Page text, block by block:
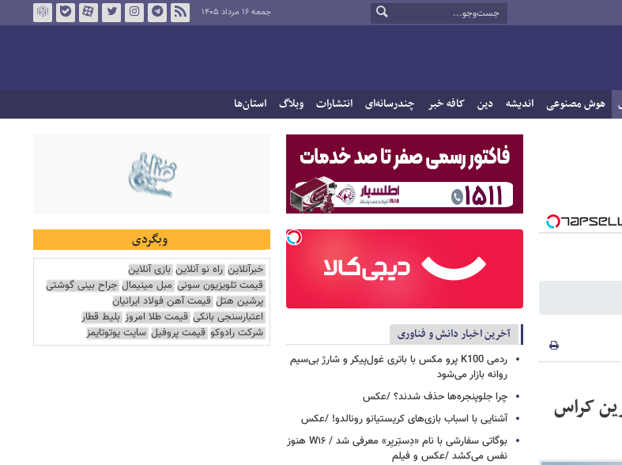
جمعه ۱۶ مرداد ۱۴۰۵
هوش مصنوعی اندیشه دین کافه خبر چندرسانه‌ای انتشارات وبلاگ استان‌ها
کراس
آخرین اخبار دانش و فناوری
ردمی K100 پرو مکس با باتری غول‌پیکر و شارژ بی‌سیم
روانه بازار می‌شود
چرا جلوپنجره‌ها حذف شدند؟ /عکس
آشنایی با اسباب‌ بازی‌های کریستیانو رونالدو! /عکس
بوگاتی سفارشی با نام «دِستِریِر» معرفی شد / W۱۶ هنوز
نفس می‌کشد /عکس و فیلم
وبگردی
خبرآنلاین راه نو آنلاین بازی آنلاین
قیمت تلویزیون سونی مبل مینیمال جراح بینی گوشتی
پرشین هتل قیمت آهن فولاد ایرانیان
اعتبارسنجی بانکی قیمت طلا امروز بلیط قطار
شرکت رادوکو قیمت پروفیل سایت یوتوتایمز